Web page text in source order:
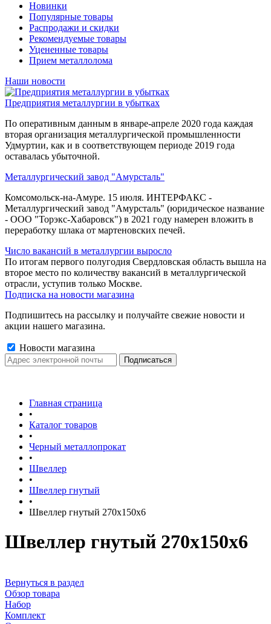
Новинки
Популярные товары
Распродажи и скидки
Рекомендуемые товары
Уцененные товары
Прием металлолома
Наши новости
Предприятия металлургии в убытках
По оперативным данным в январе-апреле 2020 года каждая
вторая организация металлургической промышленности
Удмуртии, как и в соответствующем периоде 2019 года
оставалась убыточной.
Металлургический завод "Амурсталь"
Комсомольск-на-Амуре. 15 июля. ИНТЕРФАКС -
Металлургический завод "Амурсталь" (юридическое название
- ООО "Торэкс-Хабаровск") в 2021 году намерен вложить в
переработку шлака от мартеновских печей.
Число вакансий в металлургии выросло
По итогам первого полугодия Свердловская область вышла на
второе место по количеству вакансий в металлургической
отрасли, уступив только Москве.
Подписка на новости магазина
Подпишитесь на рассылку и получайте свежие новости и
акции нашего магазина.
Новости магазина
Главная страница
•
Каталог товаров
•
Черный металлопрокат
•
Швеллер
•
Швеллер гнутый
•
Швеллер гнутый 270х150х6
Швеллер гнутый 270х150х6
Вернуться в раздел
Обзор товара
Набор
Комплект